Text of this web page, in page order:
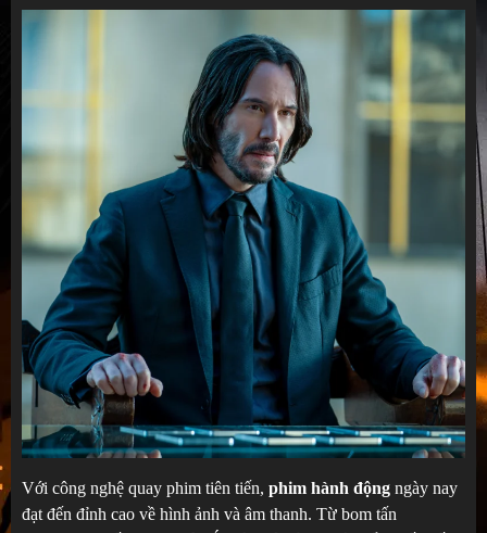
Với công nghệ quay phim tiên tiến, phim hành động ngày nay
đạt đến đỉnh cao về hình ảnh và âm thanh. Từ bom tấn